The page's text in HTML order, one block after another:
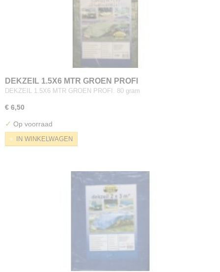
DEKZEIL 1.5X6 MTR GROEN PROFI
DEKZEIL 1.5X6 MTR GROEN PROFI. 80 gram
€ 6,50
✓ Op voorraad
IN WINKELWAGEN